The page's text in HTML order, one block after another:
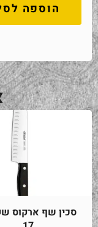
הוספה
סכין שף ארקוס